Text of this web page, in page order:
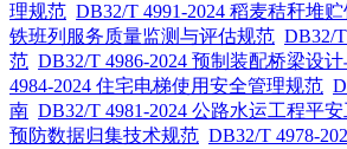
理规范 DB32/T 4991-2024 稻麦秸秆堆
铁班列服务质量监测与评估规范 DB32/
范 DB32/T 4986-2024 预制装配桥梁设
4984-2024 住宅电梯使用安全管理规范
南 DB32/T 4981-2024 公路水运工程平
预防数据归集技术规范 DB32/T 4978-